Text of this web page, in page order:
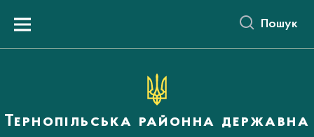
вмістуMenu Пошук
Тернопільська районна державна